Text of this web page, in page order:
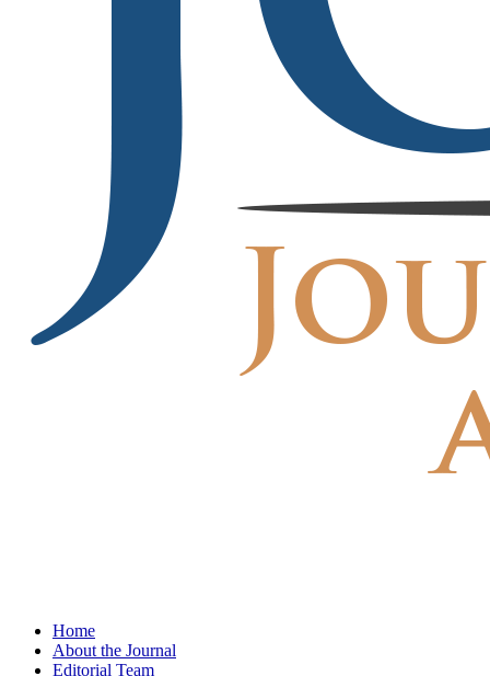
Home
About the Journal
Editorial Team